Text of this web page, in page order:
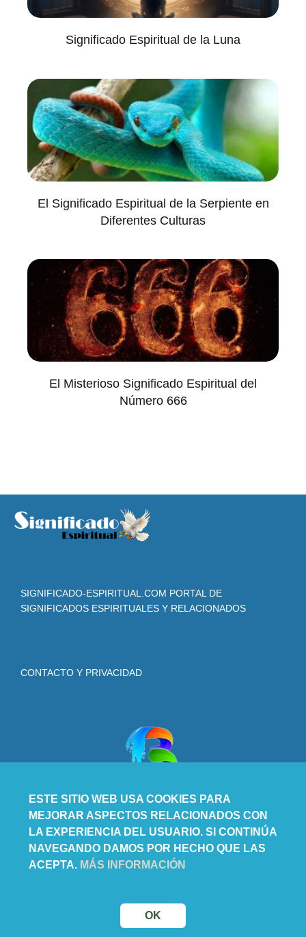
Significado Espiritual de la Luna
El Significado Espiritual de la Serpiente en
Diferentes Culturas
El Misterioso Significado Espiritual del
Número 666
SIGNIFICADO-ESPIRITUAL.COM PORTAL DE
SIGNIFICADOS ESPIRITUALES Y RELACIONADOS
CONTACTO Y PRIVACIDAD
ESTE SITIO WEB USA COOKIES PARA
MEJORAR ASPECTOS RELACIONADOS CON
LA EXPERIENCIA DEL USUARIO. SI CONTINÚA
NAVEGANDO DAMOS POR HECHO QUE LAS
ACEPTA. MÁS INFORMACIÓN
OK